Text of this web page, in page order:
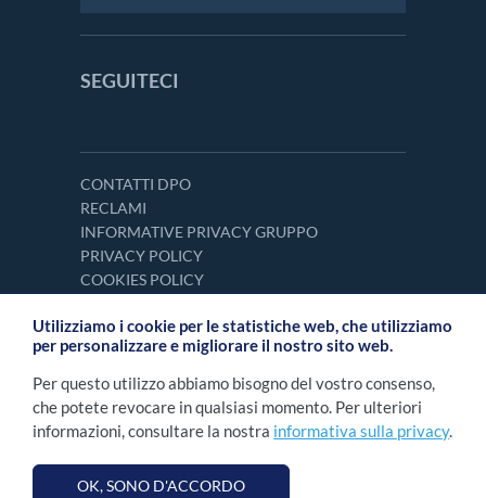
SEGUITECI
CONTATTI DPO
RECLAMI
INFORMATIVE PRIVACY GRUPPO
PRIVACY POLICY
COOKIES POLICY
Utilizziamo i cookie per le statistiche web, che utilizziamo
per personalizzare e migliorare il nostro sito web.
Per questo utilizzo abbiamo bisogno del vostro consenso,
che potete revocare in qualsiasi momento. Per ulteriori
informazioni, consultare la nostra informativa sulla privacy.
OK, SONO D'ACCORDO